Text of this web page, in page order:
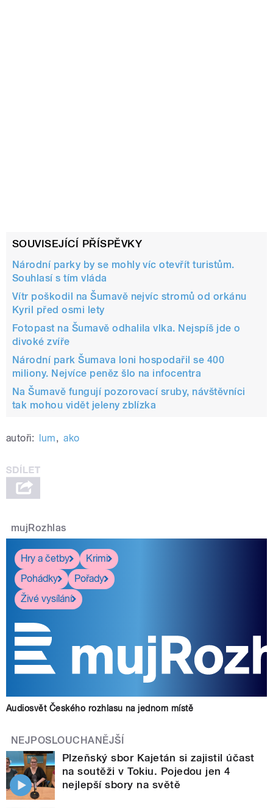
SOUVISEJÍCÍ PŘÍSPĚVKY
Národní parky by se mohly víc otevřít turistům.
Souhlasí s tím vláda
Vítr poškodil na Šumavě nejvíc stromů od orkánu
Kyril před osmi lety
Fotopast na Šumavě odhalila vlka. Nejspíš jde o
divoké zvíře
Národní park Šumava loni hospodařil se 400
miliony. Nejvíce peněz šlo na infocentra
Na Šumavě fungují pozorovací sruby, návštěvníci
tak mohou vidět jeleny zblízka
autoři: lum, ako
mujRozhlas
Hry a četby
Krimi
Pohádky
Pořady
Živé vysílání
Audiosvět Českého rozhlasu na jednom místě
NEJPOSLOUCHANĚJŠÍ
Plzeňský sbor Kajetán si zajistil účast
na soutěži v Tokiu. Pojedou jen 4
nejlepší sbory na světě